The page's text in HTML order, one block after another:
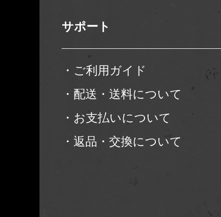
サポート
・ご利用ガイド
・配送・送料について
・お支払いについて
・返品・交換について